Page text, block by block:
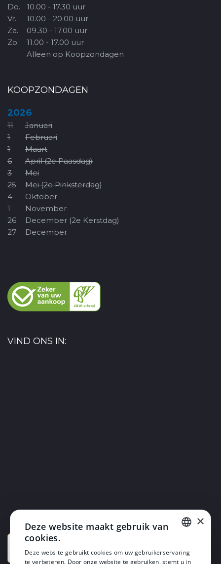
Do.
Vr.
Za.
Zo.
10.00 - 17.30 uur
10.00 - 20.00 uur
09.30 - 17.00 uur
11.00 - 17.00 uur
Alleen op Koopzondagen
KOOPZONDAGEN
2026
11
Januari
1
Februari
1
Maart
6
April (2e Paasdag)
3
Mei
25
Mei (2e Pinksterdag)
4
Oktober
1
November
26
December (2e Kerstdag)
27
December
VIND ONS IN:
×
Deze website maakt gebruik van
cookies.
Deze website gebruikt cookies om uw gebruikerservaring
te verbeteren. Door onze website te gebruiken, stemt u in